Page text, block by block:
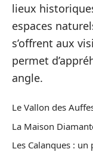
lieux
espaces
s’offrent aux
permet
angle.
Le Vallon des
La Maison
Les Calanques :